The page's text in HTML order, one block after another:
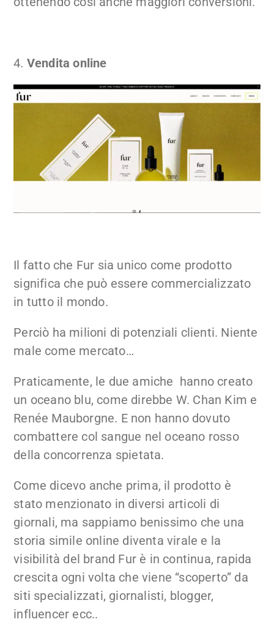
4. Vendita online
Il fatto che Fur sia unico come prodotto
significa che può essere commercializzato
in tutto il mondo.
Perciò ha milioni di potenziali clienti. Niente
male come mercato…
Praticamente, le due amiche hanno creato
un oceano blu, come direbbe W. Chan Kim e
Renée Mauborgne. E non hanno dovuto
combattere col sangue nel oceano rosso
della concorrenza spietata.
Come dicevo anche prima, il prodotto è
stato menzionato in diversi articoli di
giornali, ma sappiamo benissimo che una
storia simile online diventa virale e la
visibilità del brand Fur è in continua, rapida
crescita ogni volta che viene “scoperto” da
siti specializzati, giornalisti, blogger,
influencer ecc..